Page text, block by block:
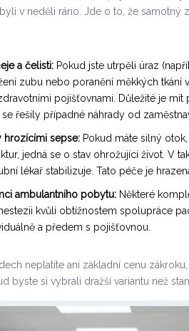
v neděli ráno. Jde o to, že samotný
a čelisti: Pokud jste utrpěli úraz
zubu nebo poranění měkkých tkání
pojišťovnami. Důležité je
řešily případné náhrady od
hrozícími sepse: Pokud máte silný
jedná se o stav ohrožující život. V
lékař stabilizuje. Tato péče je
ambulantního pobytu: Některé
kvůli obtížnostem spolupráce
a předem s pojišťovnou.
neplatíte ani základní cenu
byste si vybrali dražší variantu než